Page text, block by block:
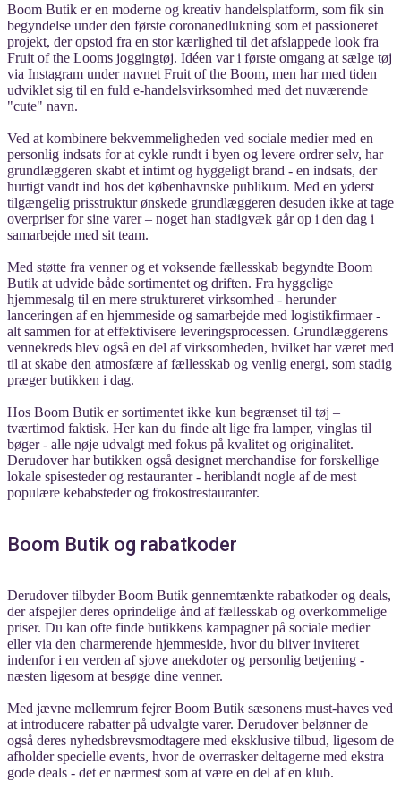
Boom Butik er en moderne og kreativ handelsplatform, som fik sin
begyndelse under den første coronanedlukning som et passioneret
projekt, der opstod fra en stor kærlighed til det afslappede look fra
Fruit of the Looms joggingtøj. Idéen var i første omgang at sælge tøj
via Instagram under navnet Fruit of the Boom, men har med tiden
udviklet sig til en fuld e-handelsvirksomhed med det nuværende
"cute" navn.
Ved at kombinere bekvemmeligheden ved sociale medier med en
personlig indsats for at cykle rundt i byen og levere ordrer selv, har
grundlæggeren skabt et intimt og hyggeligt brand - en indsats, der
hurtigt vandt ind hos det københavnske publikum. Med en yderst
tilgængelig prisstruktur ønskede grundlæggeren desuden ikke at tage
overpriser for sine varer – noget han stadigvæk går op i den dag i
samarbejde med sit team.
Med støtte fra venner og et voksende fællesskab begyndte Boom
Butik at udvide både sortimentet og driften. Fra hyggelige
hjemmesalg til en mere struktureret virksomhed - herunder
lanceringen af en hjemmeside og samarbejde med logistikfirmaer -
alt sammen for at effektivisere leveringsprocessen. Grundlæggerens
vennekreds blev også en del af virksomheden, hvilket har været med
til at skabe den atmosfære af fællesskab og venlig energi, som stadig
præger butikken i dag.
Hos Boom Butik er sortimentet ikke kun begrænset til tøj –
tværtimod faktisk. Her kan du finde alt lige fra lamper, vinglas til
bøger - alle nøje udvalgt med fokus på kvalitet og originalitet.
Derudover har butikken også designet merchandise for forskellige
lokale spisesteder og restauranter - heriblandt nogle af de mest
populære kebabsteder og frokostrestauranter.
Boom Butik og rabatkoder
Derudover tilbyder Boom Butik gennemtænkte rabatkoder og deals,
der afspejler deres oprindelige ånd af fællesskab og overkommelige
priser. Du kan ofte finde butikkens kampagner på sociale medier
eller via den charmerende hjemmeside, hvor du bliver inviteret
indenfor i en verden af sjove anekdoter og personlig betjening -
næsten ligesom at besøge dine venner.
Med jævne mellemrum fejrer Boom Butik sæsonens must-haves ved
at introducere rabatter på udvalgte varer. Derudover belønner de
også deres nyhedsbrevsmodtagere med eksklusive tilbud, ligesom de
afholder specielle events, hvor de overrasker deltagerne med ekstra
gode deals - det er nærmest som at være en del af en klub.